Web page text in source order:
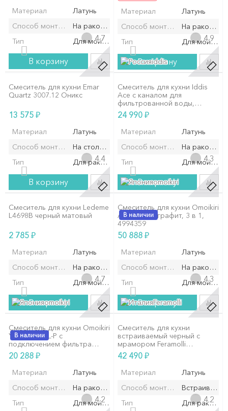
Материал
Латунь
Способ монтажа/установкиНа раковину/мойку
Тип
Для мойки
В корзину
Материал
Латунь
Способ монтажа/установки
На
Тип
Для мойки
В корзину
4.7
Смеситель для кухни Emar
Quartz 3007.12 Оникс
13 575 ₽
Материал
Латунь
Способ монтажа/установки
На столешницу
Тип
Для раковины
В корзину
iddis
4.9
Смеситель для кухни Iddis
Ace с каналом для
фильтрованной воды,
черный матовый
24 990 ₽
Материал
Латунь
Способ монтажа/установки
На
Тип
Для мойки
В корзину
4.4
Смеситель для кухни Ledeme
L4698B черный матовый
2 785 ₽
Материал
Латунь
Способ монтажа/установкиНа раковину/мойку
Тип
Для мойки
В корзину
omoikiri
4.3
В наличии
Смеситель для кухни Omoikiri
AKITA-S GB графит, 3 в 1,
4994359
50 888 ₽
Материал
Латунь
Способ монтажа/установки
На
Тип
Для мойки
В корзину
omoikiri
4.7
В наличии
Смеситель для кухни Omoikiri
Yamada-P BL-P с
подключением фильтра
воды, черный
20 288 ₽
Материал
Латунь
Способ монтажа/установкиНа раковину/мойку
Тип
Для мойки
Feramolli
4.3
Смеситель для кухни
встраиваемый черный с
мрамором Feramolli
NO7816MSB
42 490 ₽
Материал
Латунь
Способ монтажа/установки
Тип
Для
4.2 4.2